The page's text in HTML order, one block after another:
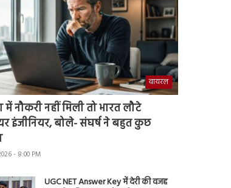
वायरल
में नौकरी नहीं मिली तो भारत लौटे
इंजीनियर, बोले- संघर्ष ने बहुत कुछ
- 8:00 PM
UGC NET Answer Key में देरी की वजह